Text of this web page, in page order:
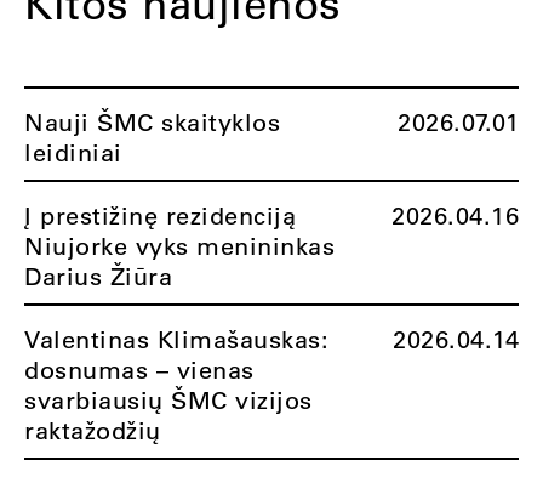
Nauji ŠMC skaityklos
leidiniai
2026.07.01
Į prestižinę rezidenciją
Niujorke vyks menininkas
Darius Žiūra
2026.04.16
Valentinas Klimašauskas:
dosnumas – vienas
svarbiausių ŠMC vizijos
raktažodžių
2026.04.14